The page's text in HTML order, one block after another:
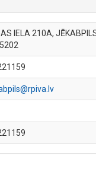
IELA 210A,
5202